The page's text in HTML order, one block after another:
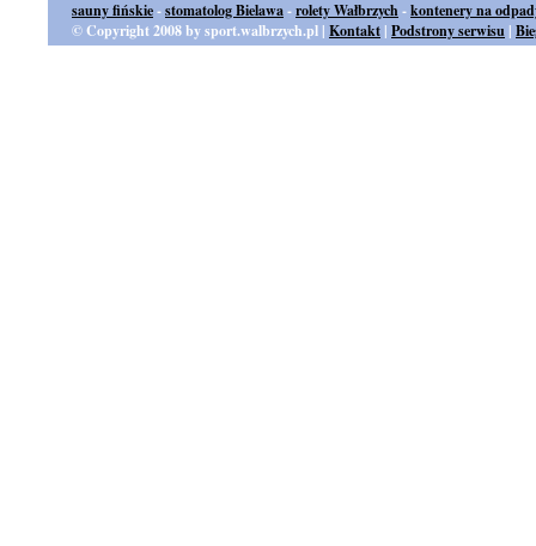
sauny fińskie-stomatolog Bielawa-rolety Wałbrzych-kontenery na
© Copyright 2008 by sport.walbrzych.pl | Kontakt | Podstrony serwisu |